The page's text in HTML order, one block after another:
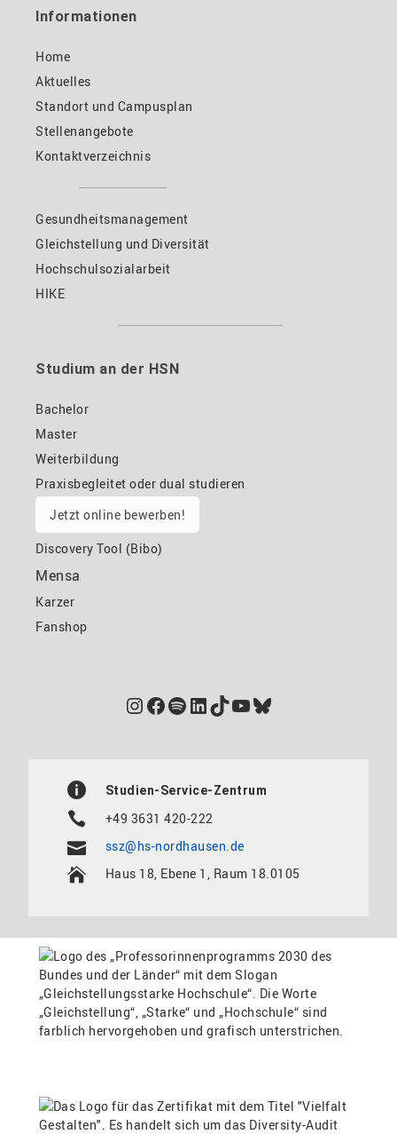
Informationen
Home
Aktuelles
Standort und Campusplan
Stellenangebote
Kontaktverzeichnis
Gesundheitsmanagement
Gleichstellung und Diversität
Hochschulsozialarbeit
HIKE
Studium an der HSN
Bachelor
Master
Weiterbildung
Praxisbegleitet oder dual studieren
Jetzt online bewerben!
Discovery Tool (Bibo)
Mensa
Karzer
Fanshop
Instagram
Facebook
Spotify
LinkedIn
TikTok
YouTube
Bluesky
Studien-Service-Zentrum
+49 3631 420-222
ssz@hs-nordhausen.de
Haus 18, Ebene 1, Raum 18.0105